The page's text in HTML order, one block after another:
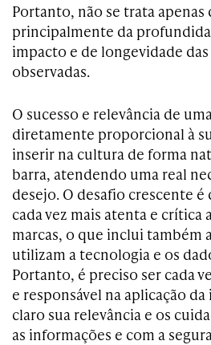
Portanto, não se trata apenas
principalmente da
impacto e de longevidade
observadas.
O sucesso e relevância de
diretamente proporcional à
inserir na cultura de forma
barra, atendendo uma real
desejo. O desafio crescente é
cada vez mais atenta e crítica
marcas, o que inclui também
utilizam a tecnologia e os
Portanto, é preciso ser cada
e responsável na aplicação
claro sua relevância e os
as informações e com a